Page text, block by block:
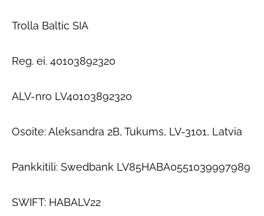
Trolla Baltic SIA
Reg. ei. 40103892320
ALV-nro LV40103892320
Osoite: Aleksandra 2B, Tukums, LV-3101, Latvia
Pankkitili: Swedbank LV85HABA0551039997989
SWIFT: HABALV22